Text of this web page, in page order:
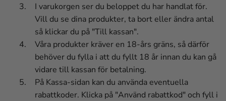
I varukorgen ser du beloppet du har handlat för.
Vill du se dina produkter, ta bort eller ändra antal
så klickar du på "Till kassan".
Våra produkter kräver en 18-års gräns, så därför
behöver du fylla i att du fyllt 18 år innan du kan gå
vidare till kassan för betalning.
På Kassa-sidan kan du använda eventuella
rabattkoder. Klicka på "Använd rabattkod" och fyll i